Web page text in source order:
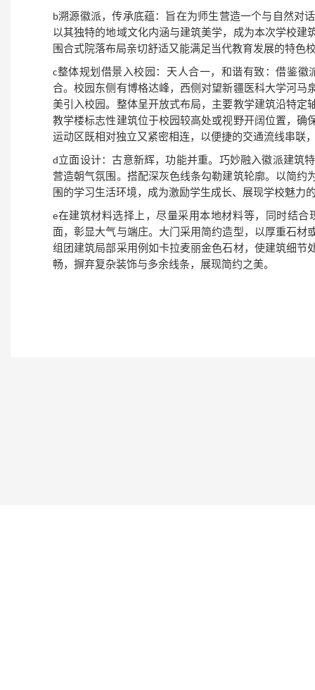
b溯源徽派，传承底蕴：
旨在为师生营造一个与自然对话
以其独特的地域文化内涵与建筑美学，成为本次学校
围合式院落布局亲切舒适又能满足当代教育发展的特色
c整体规划借景入校园：天人合一，和谐有致：借鉴
合。校园 东侧有博格达峰， 西侧对望新疆医科大学河马
美引入校园。 整体呈开放式布局，主要教学建筑沿特定
教学楼标志性建筑位于校园较高处或视野开阔位置，确
运动区既相对独立又紧密相连，以便捷的交通流线串联
d立面设计： 古意新辉，功能并重。 巧妙融入徽派建筑
营造朝气氛围。搭配深灰色线条勾勒建筑轮廓。以简
围的学习生活环境，成为激励学生成长、展现学校魅力
e在建筑材料选择上，尽量采用本地材料等，同时结合
面，彰显大气与端庄。大门采用简约造型，以厚重石材
组团建筑局部采用例如卡拉麦丽金色石材，使建筑细节
畅，摒弃复杂装饰与多余线条，展现简约之美。